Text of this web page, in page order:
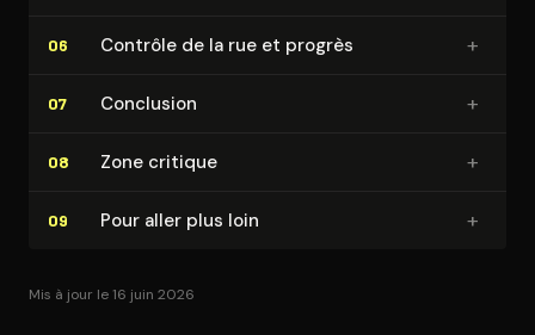
06 Contrôle de la rue et progrès +
07 Conclusion +
08 Zone critique +
09 Pour aller plus loin +
Mis à jour le 16 juin 2026